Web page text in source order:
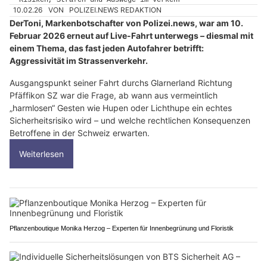
10.02.26 VON POLIZEI.NEWS REDAKTION
DerToni, Markenbotschafter von Polizei.news, war am 10.
Februar 2026 erneut auf Live-Fahrt unterwegs – diesmal mit
einem Thema, das fast jeden Autofahrer betrifft:
Aggressivität im Strassenverkehr.
Ausgangspunkt seiner Fahrt durchs Glarnerland Richtung
Pfäffikon SZ war die Frage, ab wann aus vermeintlich
„harmlosen“ Gesten wie Hupen oder Lichthupe ein echtes
Sicherheitsrisiko wird – und welche rechtlichen Konsequenzen
Betroffene in der Schweiz erwarten.
Weiterlesen
Pflanzenboutique Monika Herzog – Experten für Innenbegrünung und Floristik